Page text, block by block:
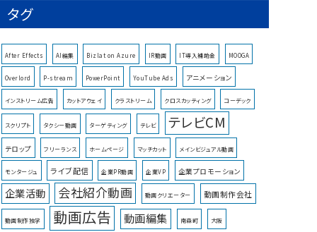
タグ
After Effects AI編集 Bizlat on Azure IR動画 IT導入補助金 MOOGA
Overlord P-stream PowerPoint YouTube Ads アニメーション
インストリーム広告 カットアウェイ クラストリーム クロスカッティング コーデック
スクリプト タクシー動画 ターゲティング テレビ テレビCM
テロップ フリーランス ホームページ マッチカット メインビジュアル動画
モンタージュ ライブ配信 企業PR動画 企業VP 企業プロモーション
企業活動 会社紹介動画 動画クリエーター 動画制作会社
動画制作独学 動画広告 動画編集 南森町 大阪